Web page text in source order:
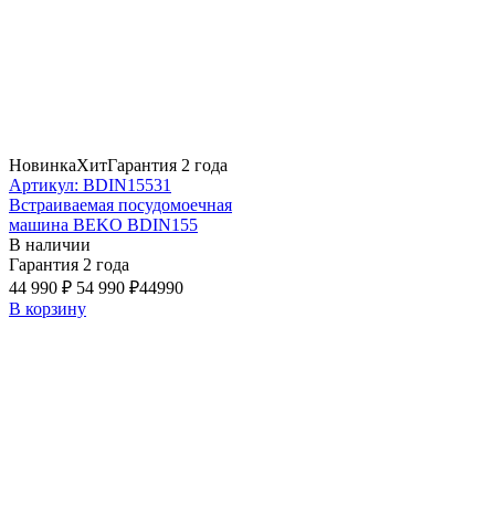
НовинкаХитГарантия 2 года
Артикул: BDIN15531
Встраиваемая посудомоечная
машина BEKO BDIN155
В наличии
Гарантия 2 года
44 990 ₽ 54 990 ₽44990
В корзину